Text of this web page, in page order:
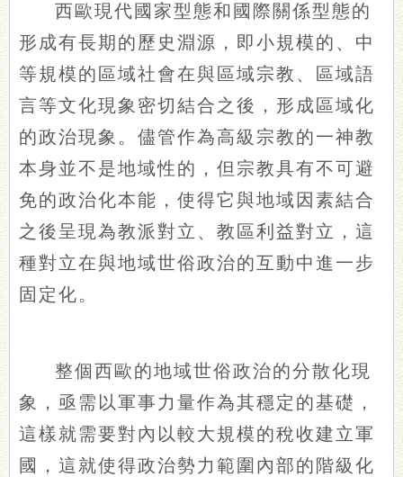
西歐現代國家型態和國際關係型態的
形成有長期的歷史淵源，即小規模的、中
等規模的區域社會在與區域宗教、區域語
言等文化現象密切結合之後，形成區域化
的政治現象。儘管作為高級宗教的一神教
本身並不是地域性的，但宗教具有不可避
免的政治化本能，使得它與地域因素結合
之後呈現為教派對立、教區利益對立，這
種對立在與地域世俗政治的互動中進一步
固定化。
整個西歐的地域世俗政治的分散化現
象，亟需以軍事力量作為其穩定的基礎，
這樣就需要對內以較大規模的稅收建立軍
國，這就使得政治勢力範圍內部的階級化